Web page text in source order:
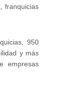
franquicias
950
y más
empresas